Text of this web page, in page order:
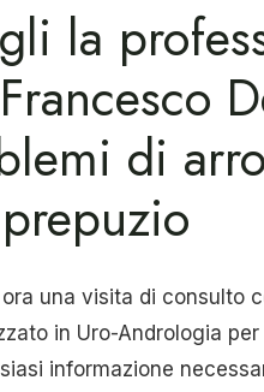
la
di
ora una visita di consulto
in Uro-Andrologia
informazione